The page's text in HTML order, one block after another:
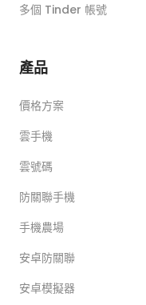
多個 Tinder 帳號
產品
價格方案
雲手機
雲號碼
防關聯手機
手機農場
安卓防關聯
安卓模擬器